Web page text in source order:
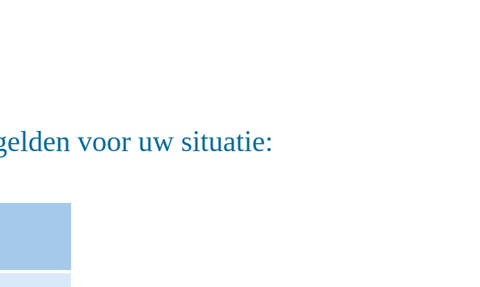
voor uw situatie: